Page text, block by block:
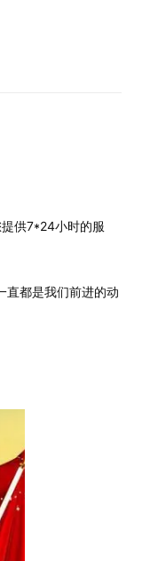
供7*24小时的服
直都是我们前进的动